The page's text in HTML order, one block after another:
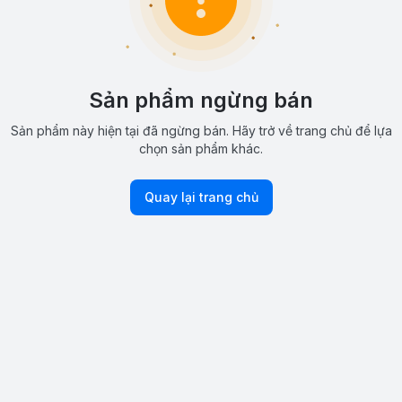
Sản phẩm ngừng bán
Sản phẩm này hiện tại đã ngừng bán. Hãy trở về trang chủ để lựa
chọn sản phẩm khác.
Quay lại trang chủ